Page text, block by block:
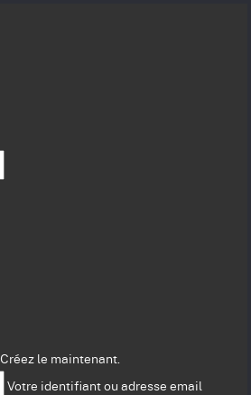
Créez le maintenant.
Votre identifiant ou adresse email